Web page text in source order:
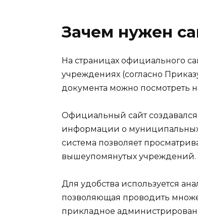
Зачем нужен
На страницах официального
учреждениях (согласно
документа можно посмотреть
Официальный сайт
информации о
система позволяет
вышеупомянутых учреждений.
Для удобства используется
позволяющая проводить
прикладное